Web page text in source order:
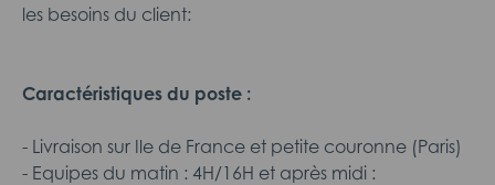
les besoins du client:
Caractéristiques du poste :
- Livraison sur Ile de France et petite couronne (Paris)
- Equipes du matin : 4H/16H et après midi :